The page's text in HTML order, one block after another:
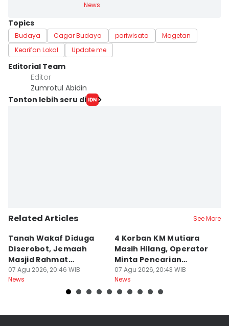
News
Topics
Budaya Cagar Budaya pariwisata
Magetan
Kearifan Lokal
Update me
Editorial Team
Editor
Zumrotul Abidin
Tonton lebih seru di
Related Articles See More
Tanah Wakaf Diduga
Diserobot, Jemaah
Masjid Rahmat
Surabaya Protes
07 Agu 2026, 20:46 WIB
News
4 Korban KM Mutiara
Masih Hilang, Operator
Minta Pencarian
Dilanjut
07 Agu 2026, 20:43 WIB
News